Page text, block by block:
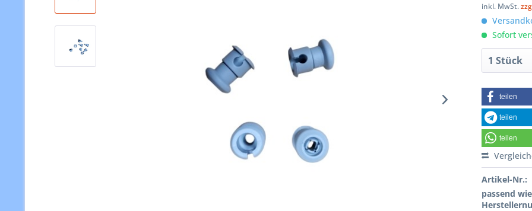
inkl. MwSt.
Sofort
teilen
teilen
teilen
Artikel-Nr.:
passend wie